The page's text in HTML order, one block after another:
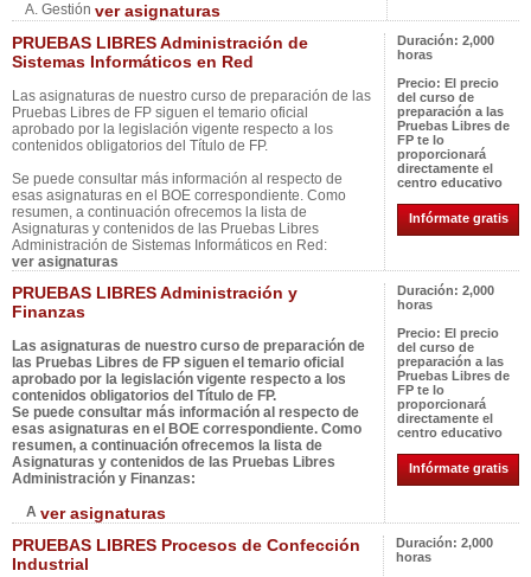
A. Gestión ver asignaturas
PRUEBAS LIBRES Administración de
Sistemas Informáticos en Red
Las asignaturas de nuestro curso de preparación de las
Pruebas Libres de FP siguen el temario oficial
aprobado por la legislación vigente respecto a los
contenidos obligatorios del Título de FP.
Se puede consultar más información al respecto de
esas asignaturas en el BOE correspondiente. Como
resumen, a continuación ofrecemos la lista de
Asignaturas y contenidos de las Pruebas Libres
Administración de Sistemas Informáticos en Red:
ver asignaturas
Duración: 2,000
horas
Precio: El precio
del curso de
preparación a las
Pruebas Libres de
FP te lo
proporcionará
directamente el
centro educativo
Infórmate gratis
PRUEBAS LIBRES Administración y
Finanzas
Las asignaturas de nuestro curso de preparación de
las Pruebas Libres de FP siguen el temario oficial
aprobado por la legislación vigente respecto a los
contenidos obligatorios del Título de FP.
Se puede consultar más información al respecto de
esas asignaturas en el BOE correspondiente. Como
resumen, a continuación ofrecemos la lista de
Asignaturas y contenidos de las Pruebas Libres
Administración y Finanzas:
A ver asignaturas
Duración: 2,000
horas
Precio: El precio
del curso de
preparación a las
Pruebas Libres de
FP te lo
proporcionará
directamente el
centro educativo
Infórmate gratis
PRUEBAS LIBRES Procesos de Confección
Industrial
Duración: 2,000
horas